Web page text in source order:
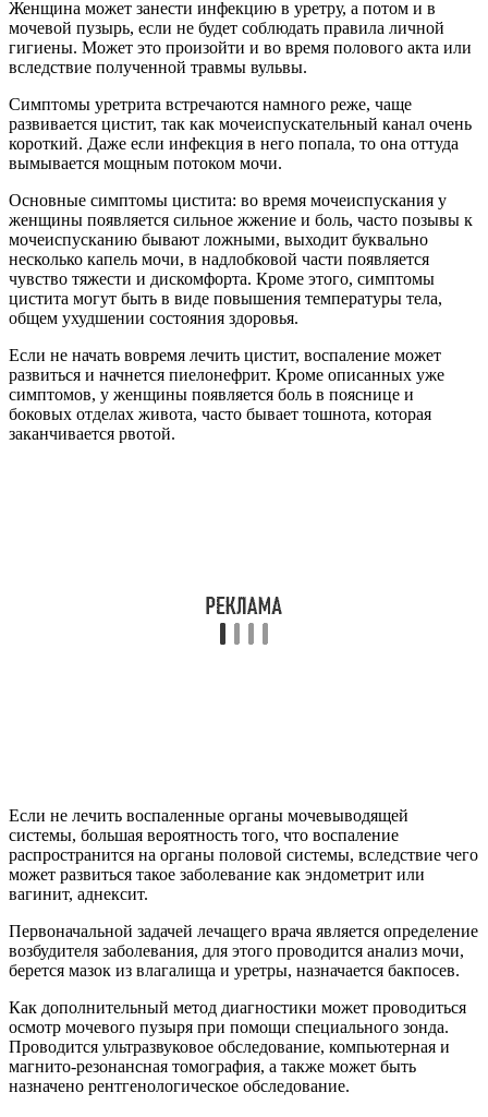
Если не начать вовремя лечить цистит, воспаление может
развиться и начнется пиелонефрит. Кроме описанных уже
симптомов, у женщины появляется боль в пояснице и
боковых отделах живота, часто бывает тошнота, которая
Если не лечить воспаленные органы мочевыводящей
системы, большая вероятность того, что воспаление
распространится на органы половой системы, вследствие чего
вагинит, аднексит.
Первоначальной задачей лечащего врача является определение
возбудителя заболевания, для этого проводится анализ мочи,
берется мазок из влагалища и уретры, назначается бакпосев.
Как дополнительный метод диагностики может проводиться
Проводится ультразвуковое обследование, компьютерная и
магнито-резонансная томография, а также может быть
назначено рентгенологическое обследование.
Для выявления заболеваний мочеполовой системы есть много
которые борются с инфекцией, то есть антибиотики.
Самостоятельно назначать себе такие препараты нельзя, их
должен назначить врач, также он определяет и время лечения.
и в следующий раз он уже будет неэффективным, а болезнь
может перейти в хроническую форму.
Вместе с антибиотиками врач может назначить прием средств,
которые повышают иммунитет, снимают воспаление, могут
Кроме медикаментозного лечения надо будет придерживаться
и диеты, придется ограничить себя в приеме острой пищи, в
вспомогательное лечение может использоваться и народная
медицина, но все надо предварительно согласовать с лечащим
врачом.
Профилактические мероприятия